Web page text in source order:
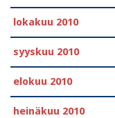
lokakuu 2010
syyskuu 2010
elokuu 2010
heinäkuu 2010